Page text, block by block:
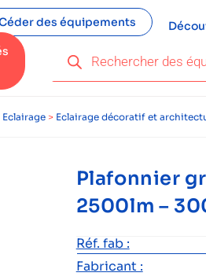
des équipements
Eclairage > Eclairage décoratif et
Plafonnier
2500lm –
Réf. fab :
Fabricant :